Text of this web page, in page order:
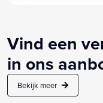
Vind een
in ons
Bekijk meer